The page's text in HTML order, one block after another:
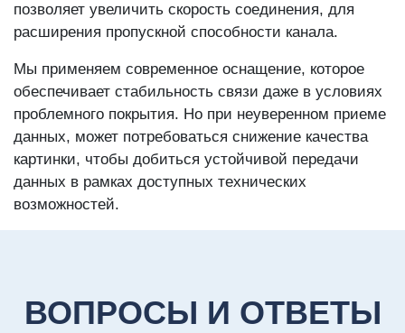
позволяет увеличить скорость соединения, для
расширения пропускной способности канала.
Мы применяем современное оснащение, которое
обеспечивает стабильность связи даже в условиях
проблемного покрытия. Но при неуверенном приеме
данных, может потребоваться снижение качества
картинки, чтобы добиться устойчивой передачи
данных в рамках доступных технических
возможностей.
ВОПРОСЫ И ОТВЕТЫ